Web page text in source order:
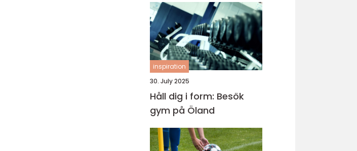
inspiration
30. July 2025
Håll dig i form: Besök
gym på Öland